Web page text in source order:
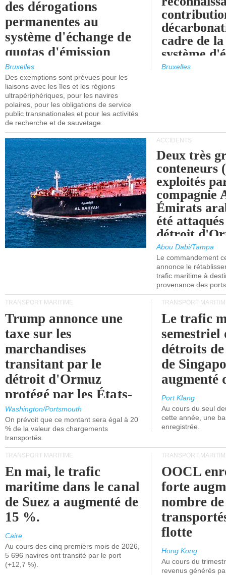
des dérogations
permanentes au
système d'échange de
quotas d'émission
maritimes de l'UE
après 2030.
Bruxelles
Des exemptions sont prévues pour les
liaisons avec les îles et les régions
ultrapériphériques, pour les navires
polaires, pour les obligations de service
public transnationales et pour les activités
de recherche et de sauvetage.
cadre de
système
quotas
Bruxelles
ACCIDENTS
Deux très
conteneurs
exploités
compagnie
Émirats
été
détroit
Abou Dabi/Tampa
Le commandement
annonce le
trafic maritime à
provenance des
TRANSPORT MARITIME
Trump annonce une
taxe sur les
marchandises
transitant par le
détroit d'Ormuz
protégé par les États-
Unis.
Washington/Portsmouth
On prévoit que ce montant sera égal à 20
% de la valeur des chargements
transportés.
TRANSPORT
Le trafic
semestriel
détroits
de
augmenté
Port Klang
Au cours du seul
cette année, une
enregistrée.
TRANSPORT MARITIME
En mai, le trafic
maritime dans le canal
de Suez a augmenté de
15 %.
Caire
Au cours des cinq premiers mois de 2026,
5 696 navires ont transité par le port
(+12,7 %).
TRANSPORT
OOCL
forte
nombre
flotte
Hong Kong
Au cours du
revenus générés